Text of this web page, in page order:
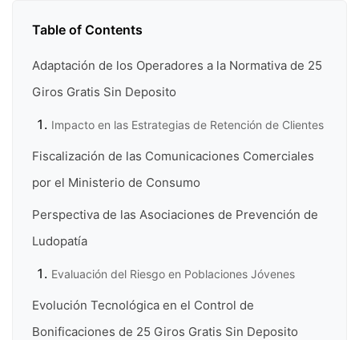
Table of Contents
Adaptación de los Operadores a la Normativa de 25
Giros Gratis Sin Deposito
Impacto en las Estrategias de Retención de Clientes
Fiscalización de las Comunicaciones Comerciales
por el Ministerio de Consumo
Perspectiva de las Asociaciones de Prevención de
Ludopatía
Evaluación del Riesgo en Poblaciones Jóvenes
Evolución Tecnológica en el Control de
Bonificaciones de 25 Giros Gratis Sin Deposito